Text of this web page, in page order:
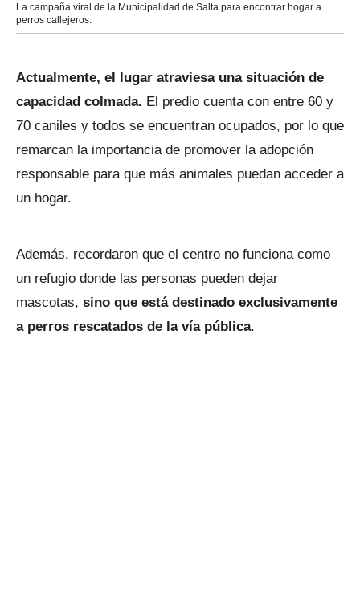
La campaña viral de la Municipalidad de Salta para encontrar hogar a
perros callejeros.
Actualmente, el lugar atraviesa una situación de
capacidad colmada. El predio cuenta con entre 60 y
70 caniles y todos se encuentran ocupados, por lo que
remarcan la importancia de promover la adopción
responsable para que más animales puedan acceder a
un hogar.
Además, recordaron que el centro no funciona como
un refugio donde las personas pueden dejar
mascotas, sino que está destinado exclusivamente
a perros rescatados de la vía pública.